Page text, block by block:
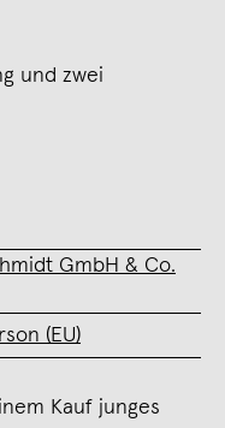
und zwei
GmbH & Co.
(EU)
Kauf junges